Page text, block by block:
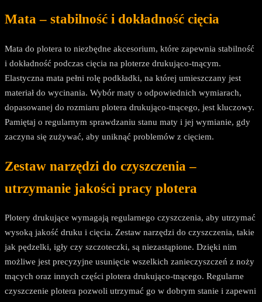
Mata – stabilność i dokładność cięcia
Mata do plotera to niezbędne akcesorium, które zapewnia stabilność
i dokładność podczas cięcia na ploterze drukująco-tnącym.
Elastyczna mata pełni rolę podkładki, na której umieszczany jest
materiał do wycinania. Wybór maty o odpowiednich wymiarach,
dopasowanej do rozmiaru plotera drukująco-tnącego, jest kluczowy.
Pamiętaj o regularnym sprawdzaniu stanu maty i jej wymianie, gdy
zaczyna się zużywać, aby uniknąć problemów z cięciem.
Zestaw narzędzi do czyszczenia –
utrzymanie jakości pracy plotera
Plotery drukujące wymagają regularnego czyszczenia, aby utrzymać
wysoką jakość druku i cięcia. Zestaw narzędzi do czyszczenia, takie
jak pędzelki, igły czy szczoteczki, są niezastąpione. Dzięki nim
możliwe jest precyzyjne usunięcie wszelkich zanieczyszczeń z noży
tnących oraz innych części plotera drukująco-tnącego. Regularne
czyszczenie plotera pozwoli utrzymać go w dobrym stanie i zapewni